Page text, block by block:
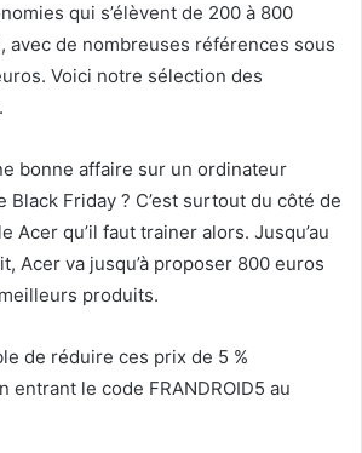
qui s’élèvent de 200 à 800
avec de nombreuses références sous
Voici notre sélection des
bonne affaire sur un ordinateur
Black Friday ? C’est surtout du côté de
Acer qu’il faut trainer alors. Jusqu’au
Acer va jusqu’à proposer 800 euros
produits.
de réduire ces prix de 5 %
entrant le code FRANDROID5 au